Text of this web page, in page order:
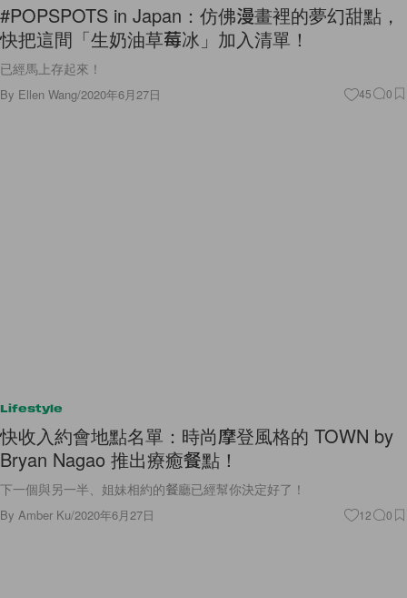
#POPSPOTS in Japan：仿佛漫畫裡的夢幻甜點，
快把這間「生奶油草莓冰」加入清單！
已經馬上存起來！
By Ellen Wang/2020年6月27日 45 0
Lifestyle
快收入約會地點名單：時尚摩登風格的 TOWN by
Bryan Nagao 推出療癒餐點！
下一個與另一半、姐妹相約的餐廳已經幫你決定好了！
By Amber Ku/2020年6月27日 12 0